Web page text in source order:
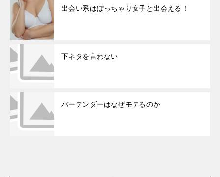
出会い系はぽっちゃり女子と出会える！
下ネタを言わない
バーテンダーはなぜモテるのか